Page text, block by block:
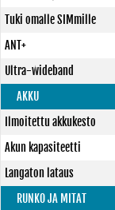
Tuki omalle SIMmille
ANT+
Ultra-wideband
AKKU
Ilmoitettu akkukesto
Akun kapasiteetti
Langaton lataus
RUNKO JA MITAT